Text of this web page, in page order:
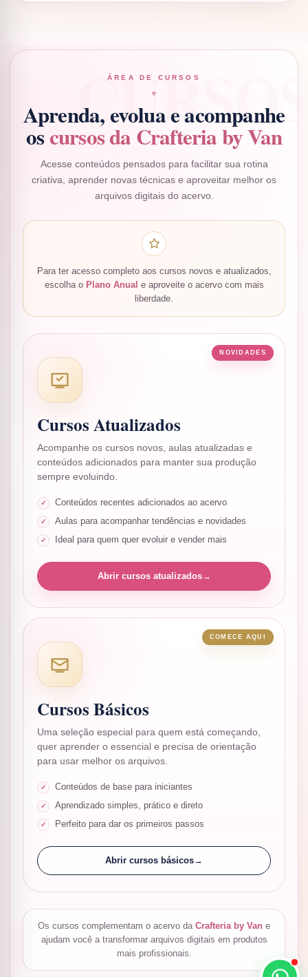
ÁREA DE CURSOS
♥
Aprenda, evolua e acompanhe
oscursos da Crafteria by Van
Acesse conteúdos pensados para facilitar sua rotina
criativa, aprender novas técnicas e aproveitar melhor os
arquivos digitais do acervo.
Para ter acesso completo aos cursos novos e atualizados,
escolha o Plano Anual e aproveite o acervo com mais
liberdade.
NOVIDADES
Cursos Atualizados
Acompanhe os cursos novos, aulas atualizadas e
conteúdos adicionados para manter sua produção
sempre evoluindo.
Conteúdos recentes adicionados ao acervo
Aulas para acompanhar tendências e novidades
Ideal para quem quer evoluir e vender mais
Abrir cursos atualizados→
COMECE AQUI
Cursos Básicos
Uma seleção especial para quem está começando,
quer aprender o essencial e precisa de orientação
para usar melhor os arquivos.
Conteúdos de base para iniciantes
Aprendizado simples, prático e direto
Perfeito para dar os primeiros passos
Abrir cursos básicos→
Os cursos complementam o acervo da Crafteria by Van e
ajudam você a transformar arquivos digitais em produtos
mais profissionais.